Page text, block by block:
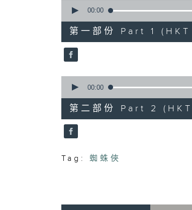
seconds
38
minutes,
30
seconds
90%
00:00
第一部份 Part 1
seconds
49
minutes,
44
seconds
90%
00:00
第二部份 Part 2
Tag: 蜘蛛俠